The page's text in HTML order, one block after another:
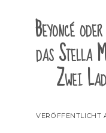
Beyoncé
das Stella
Zwei
VERÖFFENTLICHT